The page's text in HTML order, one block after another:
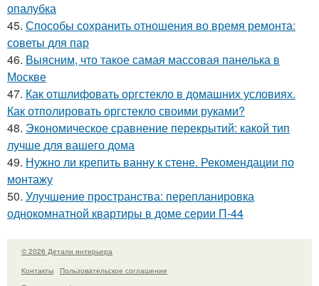
опалубка
45. Способы сохранить отношения во время ремонта:
советы для пар
46. Выясним, что такое самая массовая панелька в
Москве
47. Как отшлифовать оргстекло в домашних условиях.
Как отполировать оргстекло своими руками?
48. Экономическое сравнение перекрытий: какой тип
лучше для вашего дома
49. Нужно ли крепить ванну к стене. Рекомендации по
монтажу
50. Улучшение пространства: перепланировка
однокомнатной квартиры в доме серии П-44
© 2026 Детали интерьера
Контакты
Пользовательское соглашение